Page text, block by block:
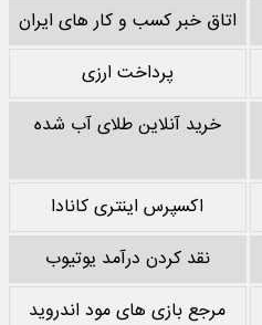
اتاق خبر کسب و کار های ایران
پرداخت ارزی
خرید آنلاین طلای آب شده
اکسپرس اینتری کانادا
نقد کردن درآمد یوتیوب
مرجع بازی های مود اندروید